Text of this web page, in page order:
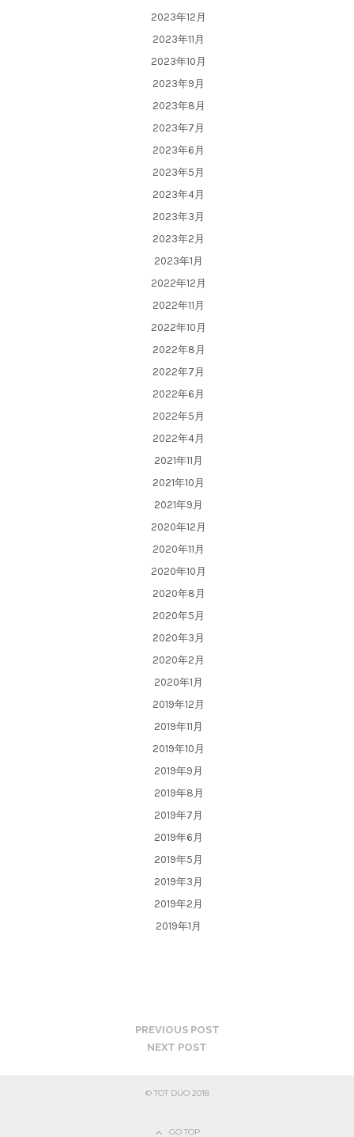
2023年12月
2023年11月
2023年10月
2023年9月
2023年8月
2023年7月
2023年6月
2023年5月
2023年4月
2023年3月
2023年2月
2023年1月
2022年12月
2022年11月
2022年10月
2022年8月
2022年7月
2022年6月
2022年5月
2022年4月
2021年11月
2021年10月
2021年9月
2020年12月
2020年11月
2020年10月
2020年8月
2020年5月
2020年3月
2020年2月
2020年1月
2019年12月
2019年11月
2019年10月
2019年9月
2019年8月
2019年7月
2019年6月
2019年5月
2019年3月
2019年2月
2019年1月
PREVIOUS POST
NEXT POST
© TOT DUO 2018
GO TOP